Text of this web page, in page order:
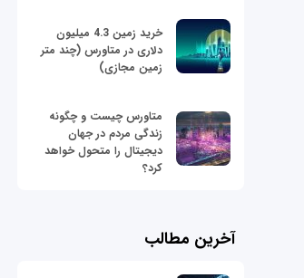
خرید زمین 4.3 میلیون
دلاری در متاورس (چند متر
زمین مجازی)
متاورس چیست و چگونه
زندگی مردم در جهان
دیجیتال را متحول خواهد
کرد؟
آخرین مطالب